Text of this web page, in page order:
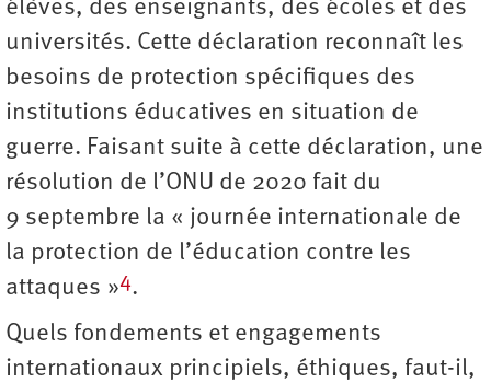
élèves, des enseignants, des écoles et des
universités. Cette déclaration reconnaît les
besoins de protection spécifiques des
institutions éducatives en situation de
guerre. Faisant suite à cette déclaration, une
résolution de l’ONU de 2020 fait du
9 septembre la « journée internationale de
la protection de l’éducation contre les
attaques »4.
Quels fondements et engagements
internationaux principiels, éthiques, faut-il,